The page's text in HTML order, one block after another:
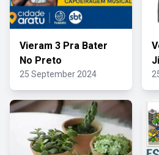
Vieram 3 Pra Bater
No Preto
25 September 2024